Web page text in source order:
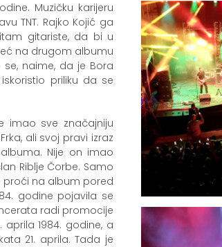
Muzičku karijeru
TNT. Rajko Kojić ga
gitariste, da bi u
na drugom albumu
naime, da je Bora
priliku da se
imao sve značajniju
ali svoj pravi izraz
Nije on imao
Riblje Čorbe. Samo
proći na album pored
godine pojavila se
radi promocije
1984. godine, a
21. aprila. Tada je